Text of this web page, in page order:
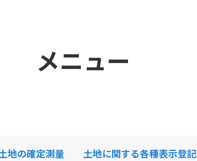
メニュー
地の確定測量 土地に関する各種表示登記